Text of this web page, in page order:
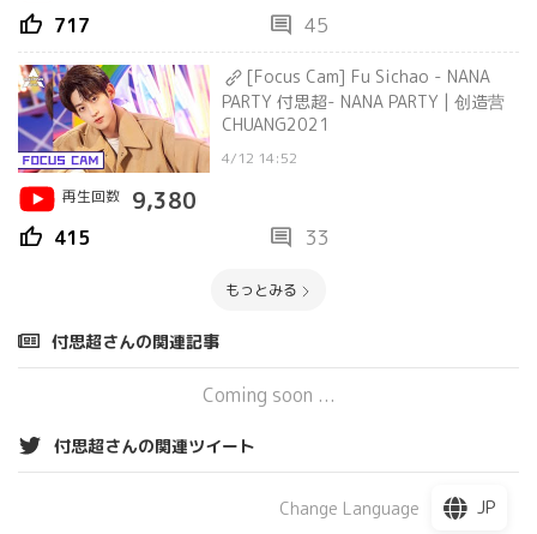
thumb_up 717 comment 45
[Focus Cam] Fu Sichao - NANA
PARTY 付思超- NANA PARTY | 创造营
CHUANG2021
4/12 14:52
再生回数
9,380
thumb_up 415 comment 33
もっとみる
付思超さんの関連記事
Coming soon ...
付思超さんの関連ツイート
Change Language JP